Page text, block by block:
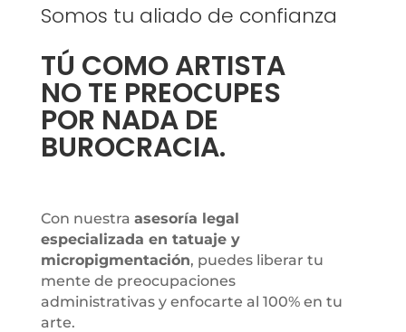
Somos tu aliado de confianza
TÚ COMO ARTISTA
NO TE PREOCUPES
POR NADA DE
BUROCRACIA.
Con nuestra asesoría legal
especializada en tatuaje y
micropigmentación, puedes liberar tu
mente de preocupaciones
administrativas y enfocarte al 100% en tu
arte.